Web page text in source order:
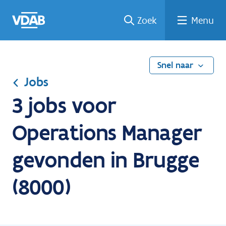
naar
een
een
job
naar
Zoek Menu
Snel naar
Jobs
3 jobs voor
Operations Manager
gevonden in Brugge
(8000)